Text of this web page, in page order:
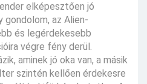
elképesztően jó
gondolom, az Alien-
és legérdekesebb
végre fény derül.
aminek jó oka van, a másik
szintén kellően érdekesre